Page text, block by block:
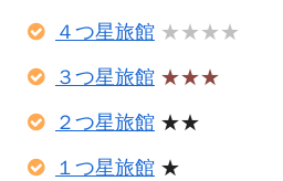
４つ星旅館 ★★★★
３つ星旅館 ★★★
２つ星旅館 ★★
１つ星旅館 ★